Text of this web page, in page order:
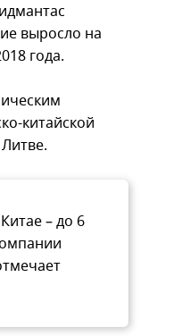
выросло на
года.
китайской
– до 6